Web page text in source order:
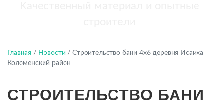
Главная / Новости / Строительство бани 4х6 деревня Исаиха
Коломенский район
СТРОИТЕЛЬСТВО БАНИ